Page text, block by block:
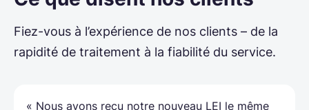
Fiez-vous à l’expérience de nos clients – de la
rapidité de traitement à la fiabilité du service.
« Nous avons reçu notre nouveau LEI le même